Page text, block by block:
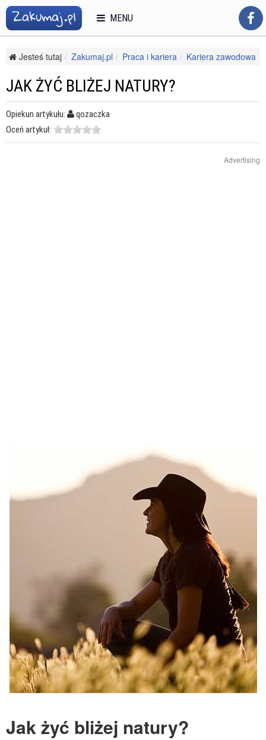
Jesteś tutaj Zakumaj.pl Praca i kariera
Kariera zawodowa
JAK ŻYĆ BLIŻEJ NATURY?
Opiekun artykułu:
qozaczka
Oceń artykuł:
Advertising
Jak żyć bliżej natury?
MENU